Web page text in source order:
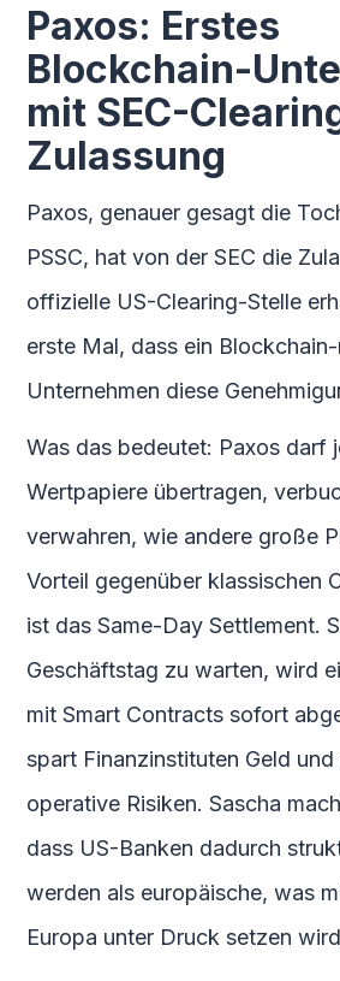
Paxos: Erstes
Blockchain-
mit SEC-
Zulassung
Paxos, genauer gesagt die
PSSC, hat von der SEC die
offizielle US-Clearing-Stelle
erste Mal, dass ein
Unternehmen diese
Was das bedeutet: Paxos darf
Wertpapiere übertragen,
verwahren, wie andere große
Vorteil gegenüber klassischen
ist das Same-Day Settlement.
Geschäftstag zu warten, wird
mit Smart Contracts sofort
spart Finanzinstituten Geld
operative Risiken. Sascha
dass US-Banken dadurch
werden als europäische, was
Europa unter Druck setzen